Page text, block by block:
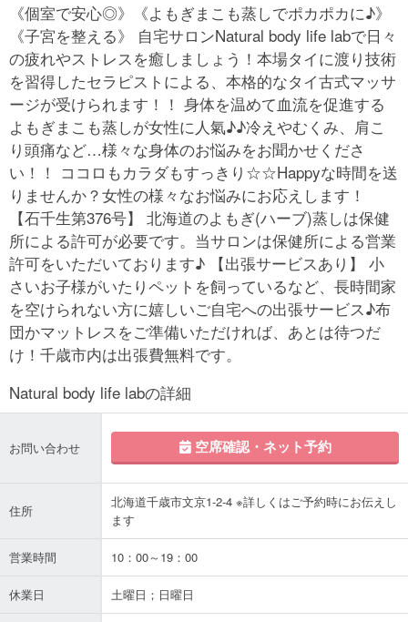
《個室で安心◎》《よもぎまこも蒸しでポカポカに♪》
《子宮を整える》 自宅サロンNatural body life labで日々
の疲れやストレスを癒しましょう！本場タイに渡り技術
を習得したセラピストによる、本格的なタイ古式マッサ
ージが受けられます！！ 身体を温めて血流を促進する
よもぎまこも蒸しが女性に人氣♪♪冷えやむくみ、肩こ
り頭痛など…様々な身体のお悩みをお聞かせくださ
い！！ ココロもカラダもすっきり☆☆Happyな時間を送
りませんか？女性の様々なお悩みにお応えします！
【石千生第376号】 北海道のよもぎ(ハーブ)蒸しは保健
所による許可が必要です。当サロンは保健所による営業
許可をいただいております♪ 【出張サービスあり】 小
さいお子様がいたりペットを飼っているなど、長時間家
を空けられない方に嬉しいご自宅への出張サービス♪布
団かマットレスをご準備いただければ、あとは待つだ
け！千歳市内は出張費無料です。
Natural body life labの詳細
お問い合わせ 空席確認・ネット予約
住所
北海道千歳市文京1-2-4 ※詳しくはご予約時にお伝えし
ます
営業時間 10：00～19：00
休業日 土曜日；日曜日